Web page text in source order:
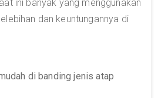
ini banyak yang menggunakan
dan keuntungannya di
di banding jenis atap